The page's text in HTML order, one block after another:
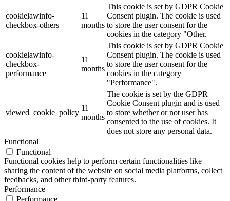
cookielawinfo-
checkbox-others
11
months
This cookie is set by GDPR Cookie
Consent plugin. The cookie is used
to store the user consent for the
cookies in the category "Other.
cookielawinfo-
checkbox-
performance
11
months
This cookie is set by GDPR Cookie
Consent plugin. The cookie is used
to store the user consent for the
cookies in the category
"Performance".
viewed_cookie_policy
11
months
The cookie is set by the GDPR
Cookie Consent plugin and is used
to store whether or not user has
consented to the use of cookies. It
does not store any personal data.
Functional
Functional
Functional cookies help to perform certain functionalities like
sharing the content of the website on social media platforms, collect
feedbacks, and other third-party features.
Performance
Performance